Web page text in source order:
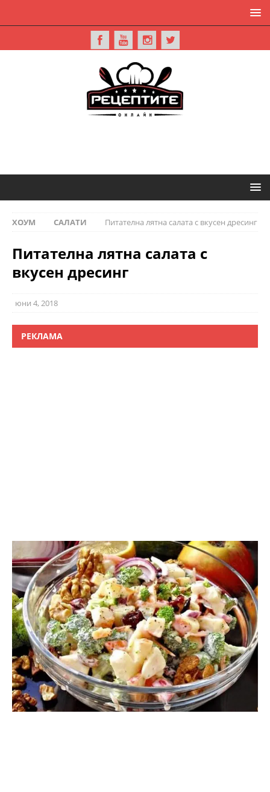
ХОУМ САЛАТИ Питателна лятна салата с вкусен дресинг
Питателна лятна салата с
вкусен дресинг
юни 4, 2018
РЕКЛАМА